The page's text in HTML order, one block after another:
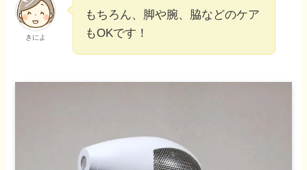
きによ
もちろん、脚や腕、脇などのケア
もOKです！